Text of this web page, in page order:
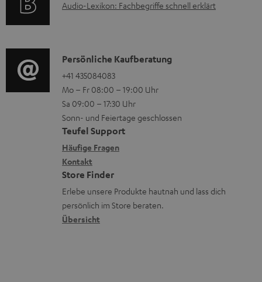
n
r
l
a
d
e
n
i
e
n
z
u
m
V
e
r
s
a
r
t
i
o
n
e
n
z
u
r
G
A
i
o
-
L
e
x
i
k
o
n
Audio-Lexikon: Fachbegriffe schnell erklärt
K
o
n
t
a
k
t
d
a
t
Persönliche Kaufberatung
+41 435084083
Mo – Fr 08:00 – 19:00 Uhr
Sa 09:00 – 17:30 Uhr
Sonn- und Feiertage geschlossen
Teufel Support
Häufige Fragen
Kontakt
Store Finder
Erlebe unsere Produkte hautnah und lass dich
persönlich im Store beraten.
Übersicht